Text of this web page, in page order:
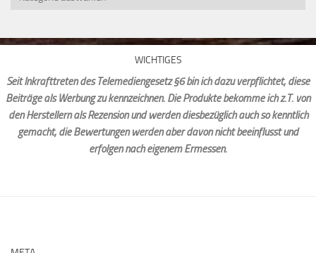
WICHTIGES
Seit Inkrafttreten des Telemediengesetz §6 bin ich dazu verpflichtet, diese
Beiträge als Werbung zu kennzeichnen. Die Produkte bekomme ich z.T. von
den Herstellern als Rezension und werden diesbezüglich auch so kenntlich
gemacht, die Bewertungen werden aber davon nicht beeinflusst und
erfolgen nach eigenem Ermessen.